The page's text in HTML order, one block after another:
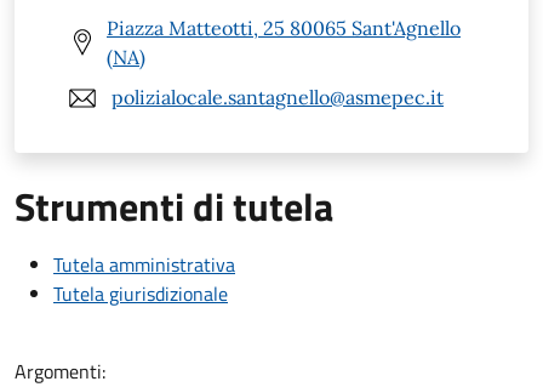
Piazza Matteotti, 25 80065 Sant'Agnello
(NA)
polizialocale.santagnello@asmepec.it
Strumenti di tutela
Tutela amministrativa
Tutela giurisdizionale
Argomenti: